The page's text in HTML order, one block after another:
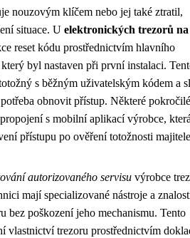
nouzovým klíčem nebo jej také ztratil,
situace. U elektronických trezorů
reset kódu prostřednictvím hlavního
byl nastaven při první instalaci.
s běžným uživatelským kódem a
obnovit přístup. Některé pokročilé
s mobilní aplikací výrobce,
přístupu po ověření totožnosti
autorizovaného servisu výrobce
mají specializované nástroje a
bez poškození jeho mechanismu. Tento
vlastnictví trezoru prostřednictvím